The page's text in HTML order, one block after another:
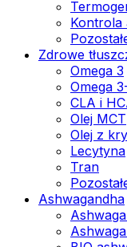
Kontrola
Zdrowe
Omega 3
Omega
CLA i
Olej MCT
Olej z
Lecytyna
Tran
Ashwagandha